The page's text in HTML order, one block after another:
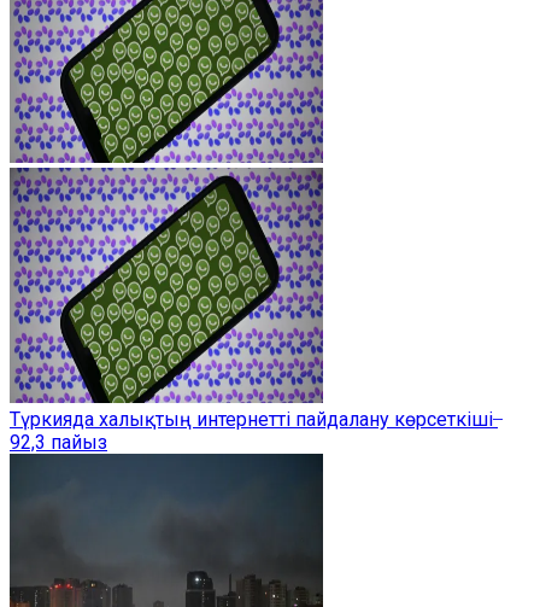
Түркияда халықтың интернетті пайдалану көрсеткіші ̶
92,3 пайыз